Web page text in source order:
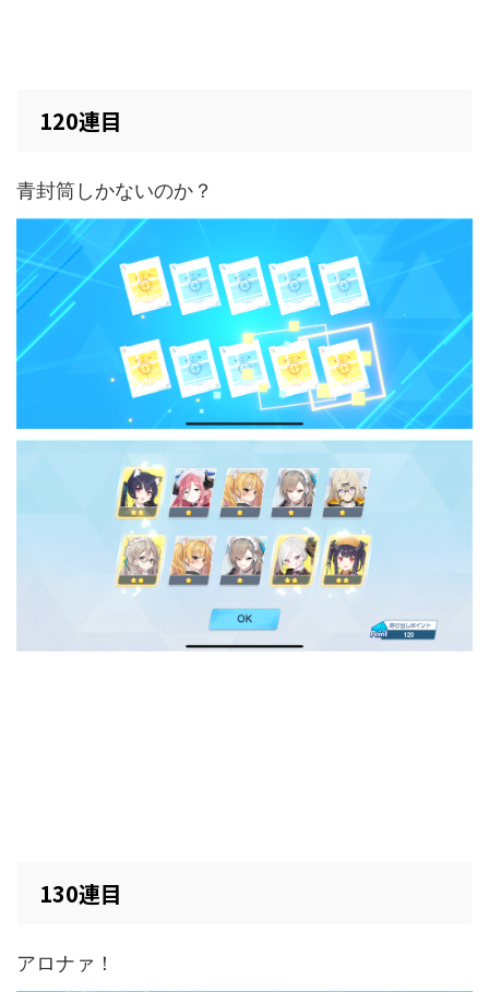
120連目
青封筒しかないのか？
130連目
アロナァ！